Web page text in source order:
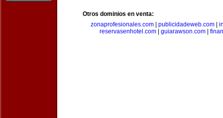
Otros dominios en venta:
zonaprofesionales.com| publicidadeweb.com|
reservasenhotel.com
guiarawson.com